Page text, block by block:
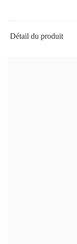
Détail du produit